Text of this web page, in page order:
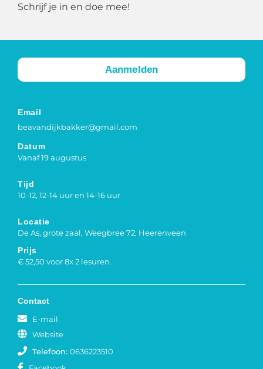
Schrijf je in en doe mee!
Aanmelden
Email
beavandijkbakker@gmail.com
Datum
Vanaf 19 augustus
Tijd
10-12, 12-14 uur en 14-16 uur
Locatie
De As, grote zaal, Weegbree 72, Heerenveen
Prijs
€ 52,50 voor 8x 2 lesuren.
Contact
E-mail
Website
Telefoon: 0636223510